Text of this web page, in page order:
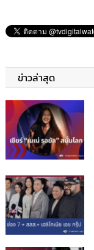
ข่าวล่าสุด